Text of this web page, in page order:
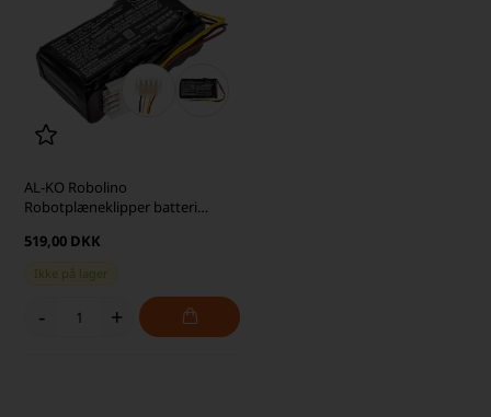
AL-KO Robolino
Robotplæneklipper batteri
519,00 DKK
Ikke på lager
- +